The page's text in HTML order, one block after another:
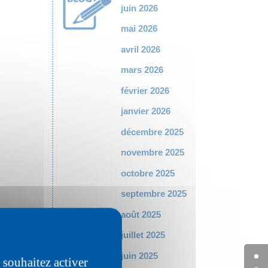
activer
juin 2026
mai 2026
avril 2026
mars 2026
février 2026
janvier 2026
décembre 2025
novembre 2025
octobre 2025
septembre 2025
août 2025
juillet 2025
juin 2025